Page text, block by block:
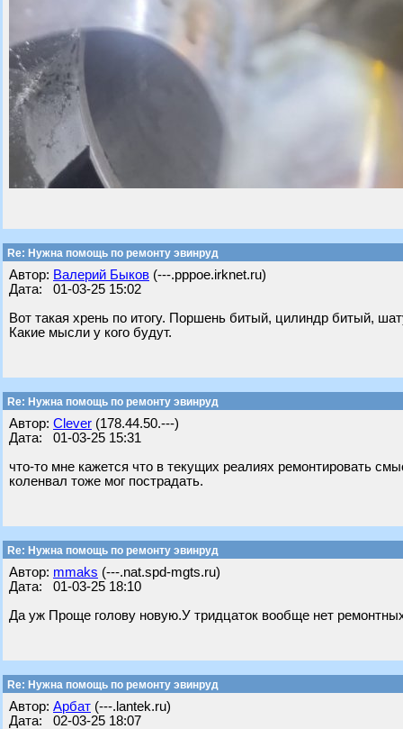
Re: Нужна помощь по ремонту эвинруд
Автор: Валерий Быков (---.pppoe.irknet.ru)
Дата: 01-03-25 15:02
Вот такая хрень по итогу. Поршень битый, цилиндр битый,
Какие мысли у кого будут.
Re: Нужна помощь по ремонту эвинруд
Автор: Clever (178.44.50.---)
Дата: 01-03-25 15:31
что-то мне кажется что в текущих реалиях ремонтировать
коленвал тоже мог пострадать.
Re: Нужна помощь по ремонту эвинруд
Автор: mmaks (---.nat.spd-mgts.ru)
Дата: 01-03-25 18:10
Да уж Проще голову новую.У тридцаток вообще нет
Re: Нужна помощь по ремонту эвинруд
Автор: Арбат (---.lantek.ru)
Дата: 02-03-25 18:07